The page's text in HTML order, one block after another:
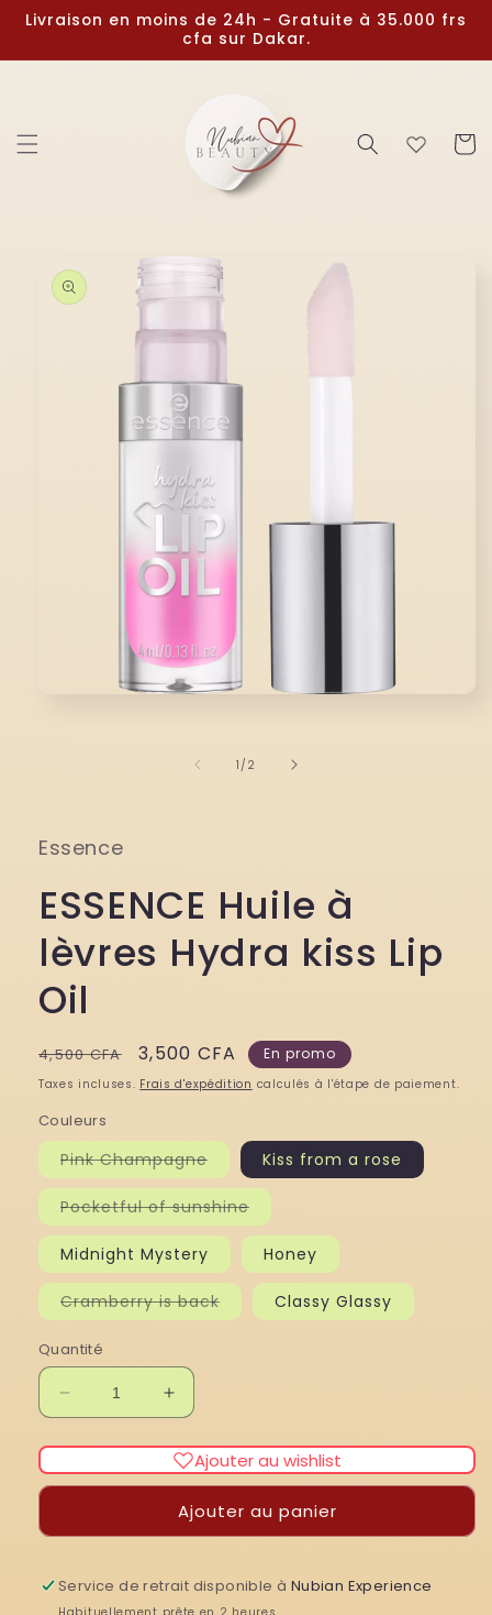
passer
contenu
Livraison en moins de 24h - Gratuite à 35.000 frs
cfa sur Dakar.
Panier
informations
produits
1 /de
2
Essence
ESSENCE Huile à
lèvres Hydra kiss Lip
Oil
Prix
habituel
4,500 CFA
Prix
promotionnel
3,500 CFA En promo
Taxes incluses. Frais d'expédition calculés à l'étape de paiement.
Couleurs
Pink ChampagneVariante
épuisée
indisponible
Kiss from a rose
Pocketful of sunshineVariante
épuisée
ou
indisponible
Midnight Mystery Honey
Cramberry is backVariante
épuisée
Classy Glassy
Quantité
Réduire
la
quantité
de
à
Hydra
kiss
Augmenter
la
quantité
de
Huile
à
Hydra
kiss
Ajouter au wishlist
Ajouter au panier
Service de retrait disponible à Nubian Experience